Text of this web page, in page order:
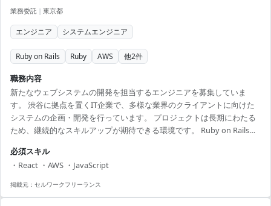
業務委託 | 東京都
エンジニア システムエンジニア
Ruby on Rails Ruby AWS 他2件
職務内容
新たなウェブシステムの開発を担当するエンジニアを募集していま
す。 渋谷に拠点を置くIT企業で、多様な業界のクライアントに向けた
システムの企画・開発を行っています。 プロジェクトは長期にわたる
ため、継続的なスキルアップが期待できる環境です。 Ruby on Railsで
して、設計から実装、テストまで一貫して関わります。 AWSなどのク
ラウド環境を利用し、常にモダンな技術を試しながらシステムのパフ
ォーマンス向上を図ります。 開発チームはオープンでコミュニケーシ
必須スキル
・React ・AWS ・JavaScript
掲載元： セルワークフリーランス